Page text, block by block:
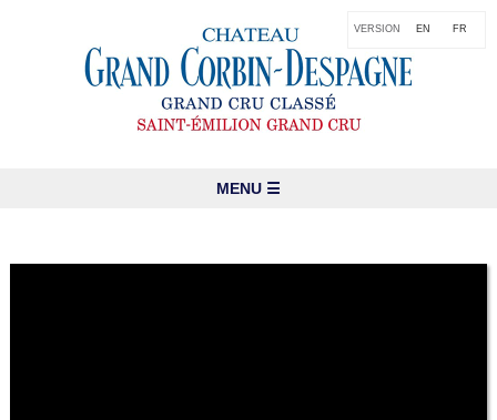
VERSION EN FR
MENU ☰